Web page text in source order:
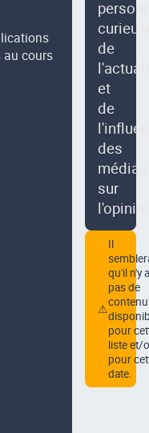
au cours
de
et
de
des
médias
sur
⚠
Il
qu'il n'y a
pas de
contenu
pour
liste et/
pour
date.